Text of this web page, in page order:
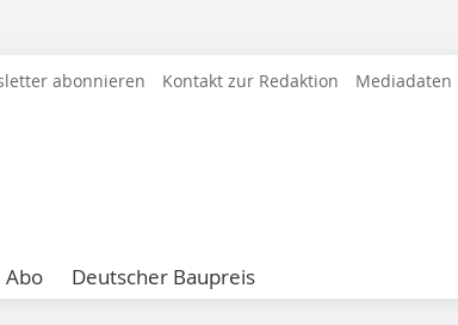
abonnieren Kontakt zur Redaktion Mediadaten
Abo Deutscher Baupreis